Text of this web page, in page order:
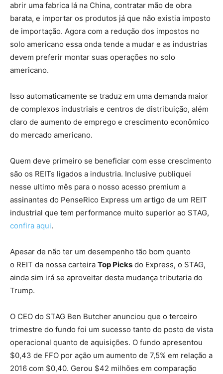
abrir uma fabrica lá na China, contratar mão de obra
barata, e importar os produtos já que não existia imposto
de importação. Agora com a redução dos impostos no
solo americano essa onda tende a mudar e as industrias
devem preferir montar suas operações no solo
americano.
Isso automaticamente se traduz em uma demanda maior
de complexos industriais e centros de distribuição, além
claro de aumento de emprego e crescimento econômico
do mercado americano.
Quem deve primeiro se beneficiar com esse crescimento
são os REITs ligados a industria. Inclusive publiquei
nesse ultimo mês para o nosso acesso premium a
assinantes do PenseRico Express um artigo de um REIT
industrial que tem performance muito superior ao STAG,
confira aqui.
Apesar de não ter um desempenho tão bom quanto
o REIT da nossa carteira Top Picks do Express, o STAG,
ainda sim irá se aproveitar desta mudança tributaria do
Trump.
O CEO do STAG Ben Butcher anunciou que o terceiro
trimestre do fundo foi um sucesso tanto do posto de vista
operacional quanto de aquisições. O fundo apresentou
$0,43 de FFO por ação um aumento de 7,5% em relação a
2016 com $0,40. Gerou $42 milhões em comparação